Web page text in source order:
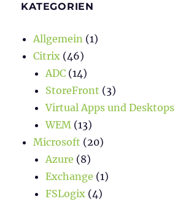
KATEGORIEN
Allgemein (1)
Citrix (46)
ADC (14)
StoreFront (3)
Virtual Apps und Desktops
WEM (13)
Microsoft (20)
Azure (8)
Exchange (1)
FSLogix (4)